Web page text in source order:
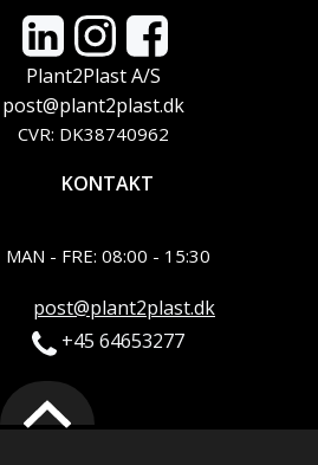
Plant2Plast A/S
post@plant2plast.dk
CVR: DK38740962
KONTAKT
MAN - FRE: 08:00 - 15:30
post@plant2plast.dk
+45 64653277